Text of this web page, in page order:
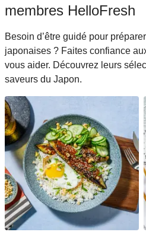
membres HelloFresh
Besoin d’être guidé pour
japonaises ? Faites confiance
vous aider. Découvrez leurs
saveurs du Japon.